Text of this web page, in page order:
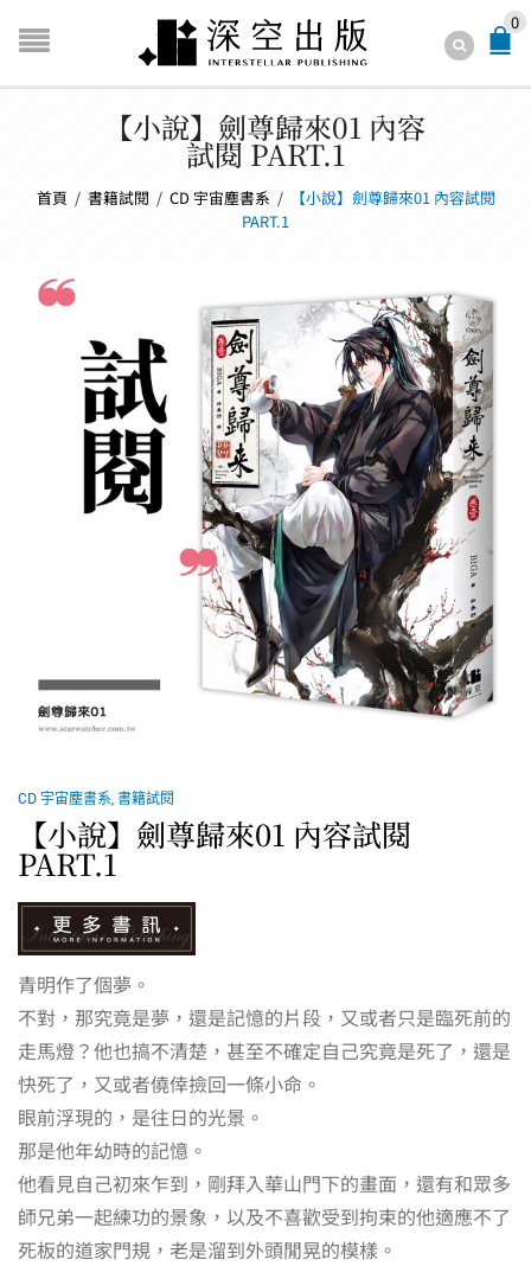
0
【小說】劍尊歸來01 內容
試閱 PART.1
首頁 / 書籍試閱 / CD 宇宙塵書系 /
【小說】劍尊歸來01 內容試閱
PART.1
CD 宇宙塵書系 書籍試閱
【小說】劍尊歸來01 內容試閱
PART.1
青明作了個夢。
不對，那究竟是夢，還是記憶的片段，又或者只是臨死前的
走馬燈？他也搞不清楚，甚至不確定自己究竟是死了，還是
快死了，又或者僥倖撿回一條小命。
眼前浮現的，是往日的光景。
那是他年幼時的記憶。
他看見自己初來乍到，剛拜入華山門下的畫面，還有和眾多
師兄弟一起練功的景象，以及不喜歡受到拘束的他適應不了
死板的道家門規，老是溜到外頭閒晃的模樣。